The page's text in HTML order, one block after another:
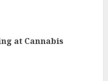
at Cannabis